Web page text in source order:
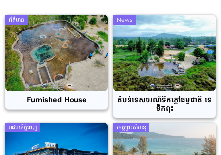
ព័ត៌មាន
Furnished House
News
តំបន់ទេសចរណ៍ទឹកក្តៅធម្មជាតិ ទេ
ទឹកពុះ
រាជធានីភ្នំពេញ ខេត្តព្រះសីហនុ